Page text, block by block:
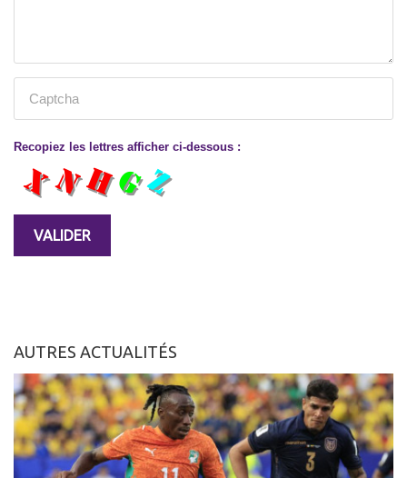
Recopiez les lettres afficher ci-dessous :
AUTRES ACTUALITÉS